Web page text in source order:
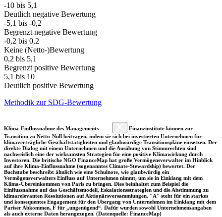
-10 bis 5,1
Deutlich negative Bewertung
-5,1 bis -0,2
Begrenzt negative Bewertung
-0,2 bis 0,2
Keine (Netto-)Bewertung
0,2 bis 5,1
Begrenzt positive Bewertung
5,1 bis 10
Deutlich positive Bewertung
Methodik zur SDG-Bewertung
Klima-Einflussnahme des Managements
Finanzinstitute können zur
Transition zu Netto-Null beitragen, indem sie sich bei investierten Unternehmen für
klimaverträgliche Geschäftstätigkeiten und glaubwürdige Transitionspläne einsetzen. Der
direkte Dialog mit einem Unternehmen und die Ausübung von Stimmrechten sind
nachweislich eine der wirksamsten Strategien für eine positive Klimawirkung durch
Investoren. Die britische NGO FinanceMap hat große Vermögensverwalter im Hinblick
auf ihre Klima-Einflussnahme (sogenanntes Climate-Stewardship) bewertet. Der
Buchstabe beschreibt ähnlich wie eine Schulnote, wie glaubwürdig ein
Vermögensverwalters Einfluss auf Unternehmen nimmt, um sie in Einklang mit dem
Klima-Übereinkommen von Paris zu bringen. Dies beinhaltet zum Beispiel die
Einflussnahme auf das Geschäftsmodell, Eskalationsstrategien und die Abstimmung zu
klimarelevanten Resolutionen auf Aktionärsversammlungen. "A" steht für ein starkes
und konsequentes Engagement für den Übergang von Unternehmen im Einklang mit dem
Pariser Abkommen, F für „ungenügend“. Dafür wurden sowohl Unternehmensangaben
als auch externe Daten herangezogen. (Datenquelle: FinanceMap)